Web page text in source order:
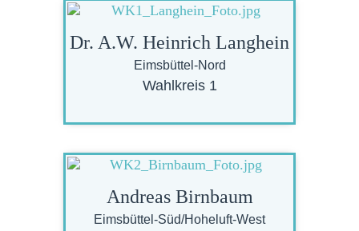
Dr. A.W. Heinrich Langhein
Eimsbüttel-Nord
Wahlkreis 1
Andreas Birnbaum
Eimsbüttel-Süd/Hoheluft-West